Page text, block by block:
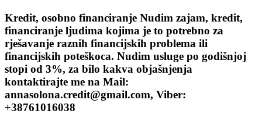
Kredit, osobno financiranje Nudim zajam, kredit,
financiranje ljudima kojima je to potrebno za
rješavanje raznih financijskih problema ili
financijskih poteškoca. Nudim usluge po godišnjoj
stopi od 3%, za bilo kakva objašnjenja
kontaktirajte me na Mail:
annasolona.credit@gmail.com, Viber:
+38761016038